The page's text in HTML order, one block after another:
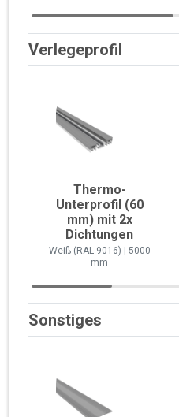
Verlegeprofil
Thermo-
Unterprofil (60
mm) mit 2x
Dichtungen
Weiß (RAL 9016) | 5000
mm
Sonstiges